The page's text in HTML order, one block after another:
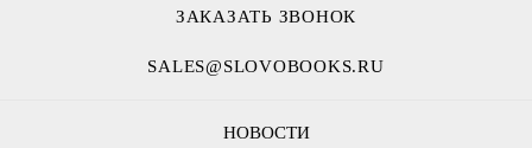
НОВОСТИ
ЗАКАЗАТЬ ЗВОНОК
SALES@SLOVOBOOKS.RU